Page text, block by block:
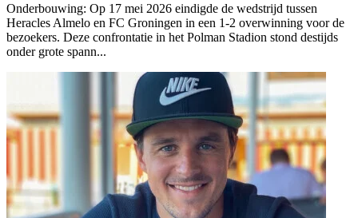
Onderbouwing: Op 17 mei 2026 eindigde de wedstrijd tussen
Heracles Almelo en FC Groningen in een 1-2 overwinning voor de
bezoekers. Deze confrontatie in het Polman Stadion stond destijds
onder grote spann...